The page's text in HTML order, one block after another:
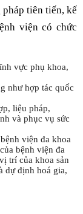
tiên tiến, kế
viện có chức
vực phụ khoa,
như hợp tác quốc
liệu pháp,
và phục vụ sức
viện đa khoa
bệnh viện đa
trí của khoa sản
dự định hoá gia,